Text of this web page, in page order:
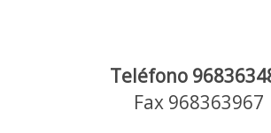
Teléfono
Fax 968363967